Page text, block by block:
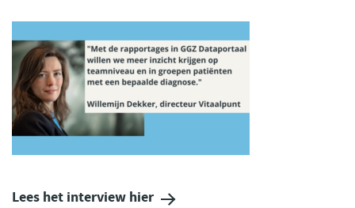
Lees het interview hier